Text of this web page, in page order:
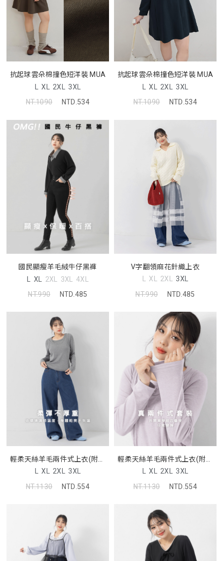
抗起球雲朵棉撞色短洋裝 MUA
L XL 2XL 3XL
NT.1090
NTD.534
抗起球雲朵棉撞色短洋裝 MUA
L XL 2XL 3XL
NT.1090
NTD.534
國民顯瘦羊毛絨牛仔黑褲
L XL 2XL 3XL 4XL
NT.990
NTD.485
V字翻領麻花針織上衣
L XL 2XL 3XL
NT.990
NTD.485
輕柔天絲羊毛兩件式上衣(附背
心)
L XL 2XL 3XL
NT.1130
NTD.554
輕柔天絲羊毛兩件式上衣(附背
心)
L XL 2XL 3XL
NT.1130
NTD.554